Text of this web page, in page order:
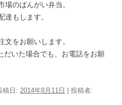
場のばんがい弁当。
達もします。
文をお願いします。
だいた場合でも、お電話をお願
稿日: 2014年8月11日
投稿者: